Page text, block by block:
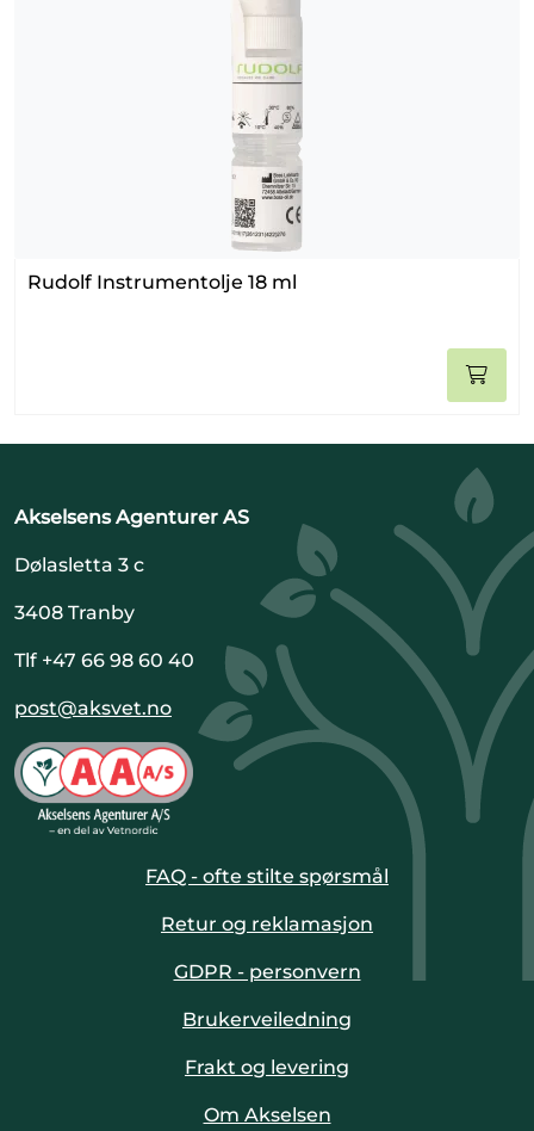
Rudolf Instrumentolje 18 ml
Akselsens Agenturer AS
Dølasletta 3 c
3408 Tranby
Tlf +47 66 98 60 40
post@aksvet.no
FAQ - ofte stilte spørsmål
Retur og reklamasjon
GDPR - personvern
Brukerveiledning
Frakt og levering
Om Akselsen